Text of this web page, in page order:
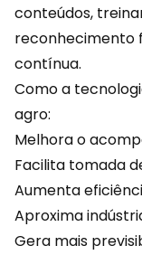
conteúdos,
reconhecimento
contínua.
Como a
agro:
Melhora o
Facilita tomada
Aumenta
Aproxima
Gera mais